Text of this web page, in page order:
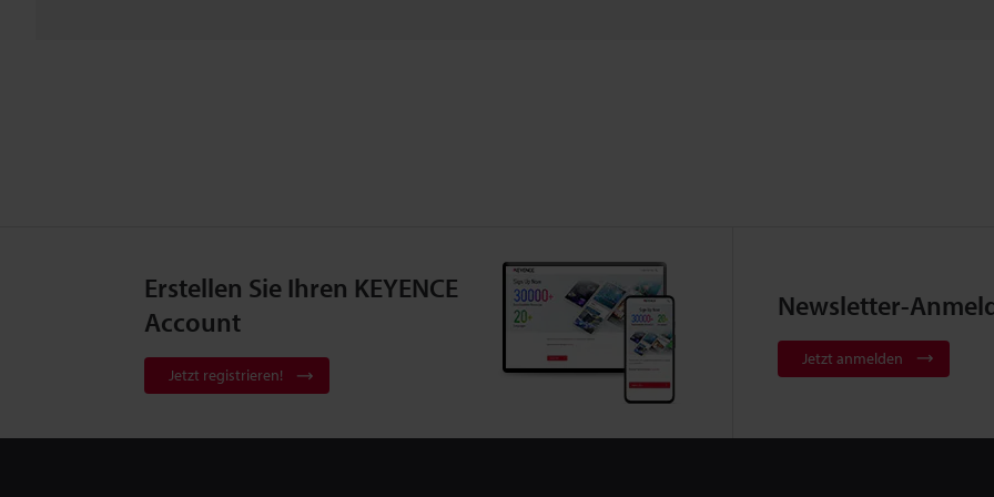
Erstellen Sie Ihren KEYENCE
Account
Jetzt registrieren!
Newsletter-
Jetzt anmelden